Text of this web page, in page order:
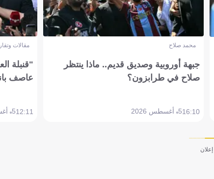
محمد صلاح
جبهة أوروبية وصديق قديم.. ماذا ينتظر
صلاح في طرابزون؟
16:105 أغسطس 2026
مقالات
"قنبلة
عاصف
12:115 أغسطس 2026
إعلان